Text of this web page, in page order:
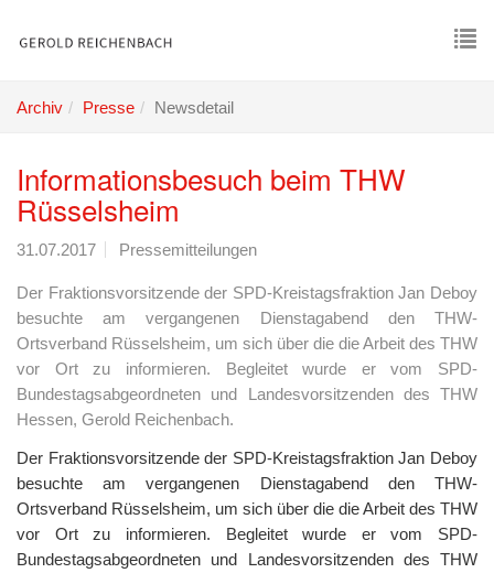
Archiv Presse Newsdetail
Informationsbesuch beim THW
Rüsselsheim
31.07.2017 Pressemitteilungen
Der Fraktionsvorsitzende der SPD-Kreistagsfraktion Jan Deboy
besuchte am vergangenen Dienstagabend den THW-
Ortsverband Rüsselsheim, um sich über die die Arbeit des THW
vor Ort zu informieren. Begleitet wurde er vom SPD-
Bundestagsabgeordneten und Landesvorsitzenden des THW
Hessen, Gerold Reichenbach.
Der Fraktionsvorsitzende der SPD-Kreistagsfraktion Jan Deboy
besuchte am vergangenen Dienstagabend den THW-
Ortsverband Rüsselsheim, um sich über die die Arbeit des THW
vor Ort zu informieren. Begleitet wurde er vom SPD-
Bundestagsabgeordneten und Landesvorsitzenden des THW